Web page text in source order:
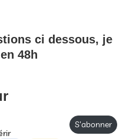
ci dessous, je
48h
S'abonner